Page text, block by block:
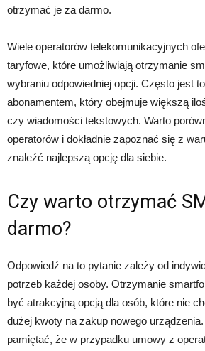
otrzymać je za darmo.
Wiele operatorów telekomunikacyjnych
taryfowe, które umożliwiają otrzymanie
wybraniu odpowiedniej opcji. Często jest
abonamentem, który obejmuje większą
czy wiadomości tekstowych. Warto
operatorów i dokładnie zapoznać się z
znaleźć najlepszą opcję dla siebie.
Czy warto otrzymać
darmo?
Odpowiedź na to pytanie zależy od
potrzeb każdej osoby. Otrzymanie
być atrakcyjną opcją dla osób, które nie
dużej kwoty na zakup nowego
pamiętać, że w przypadku umowy z